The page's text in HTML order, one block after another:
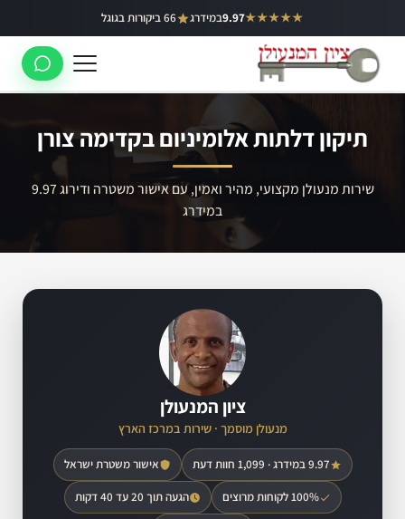
לתוכן
★★★★★
9.97במידרג 66 ביקורות בגוגל באר יעקב
ראשון לציון
לוד
רמלה
תיקון דלתות אלומיניום בקדימה צורן
שירות מנעולן מקצועי, מהיר ואמין, עם אישור משטרה ודירוג 9.97
במידרג
ציון המנעולן
מנעולן מוסמך · שירות במרכז הארץ
9.97 במידרג · 1,099 חוות דעת אישור משטרת ישראל
100% לקוחות מרוצים הגעה תוך 20 עד 40 דקות